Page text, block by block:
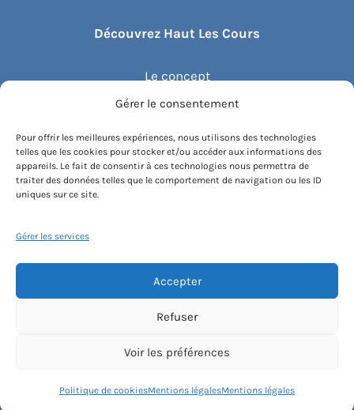
Gérer le consentement
Pour offrir les meilleures expériences, nous utilisons des technologies
telles que les cookies pour stocker et/ou accéder aux informations des
appareils. Le fait de consentir à ces technologies nous permettra de
traiter des données telles que le comportement de navigation ou les ID
uniques sur ce site.
Gérer les services
Accepter
Refuser
Voir les préférences
Politique de cookiesMentions légalesMentions légales
Découvrez Haut Les Cours
Le concept
Blog
Conditions générales de vente
Mentions légales
Politique de cookies